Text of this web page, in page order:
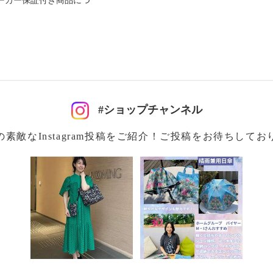
#ショップチャンネル
素敵なInstagram投稿をご紹介！ご投稿をお待ちしてお